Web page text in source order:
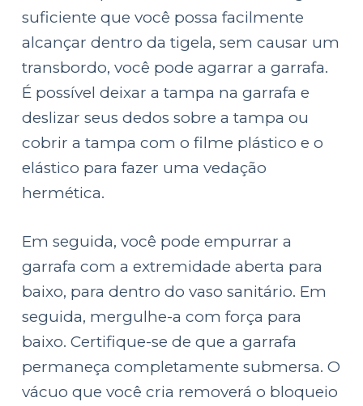
suficiente que você possa facilmente
alcançar dentro da tigela, sem causar um
transbordo, você pode agarrar a garrafa.
É possível deixar a tampa na garrafa e
deslizar seus dedos sobre a tampa ou
cobrir a tampa com o filme plástico e o
elástico para fazer uma vedação
hermética.
Em seguida, você pode empurrar a
garrafa com a extremidade aberta para
baixo, para dentro do vaso sanitário. Em
seguida, mergulhe-a com força para
baixo. Certifique-se de que a garrafa
permaneça completamente submersa. O
vácuo que você cria removerá o bloqueio